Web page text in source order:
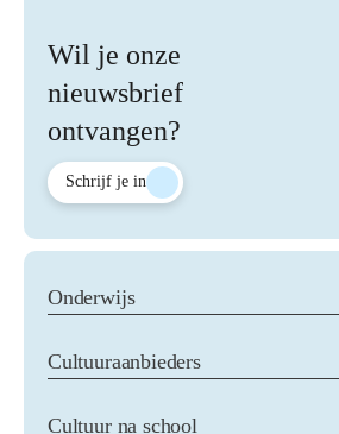
Wil je onze
nieuwsbrief
ontvangen?
Schrijf je in
Onderwijs
Het jonge kind
Voortgezet onderwijs
Cultuuraanbieders
Cultuur na school